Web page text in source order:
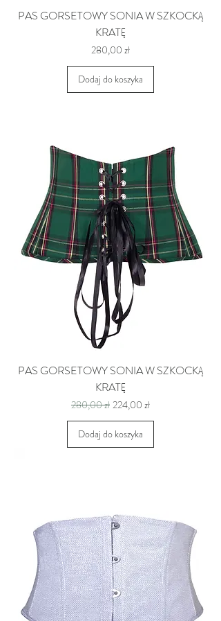
PAS GORSETOWY SONIA W SZKOCKĄ
KRATĘ
Cena
280,00 zł
Dodaj do koszyka
PAS GORSETOWY SONIA W SZKOCKĄ
KRATĘ
Regularna cena
280,00 zł Cena rabatowa
224,00 zł
Dodaj do koszyka